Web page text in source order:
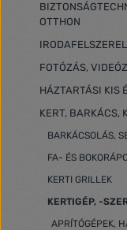
OTTHON
FOTÓZÁS,
HÁZTARTÁSI KIS
KERT, BARKÁCS,
BARKÁCSOLÁS,
FA- ÉS
KERTI GRILLEK
KERTIGÉP, -
APRÍTÓGÉPEK,